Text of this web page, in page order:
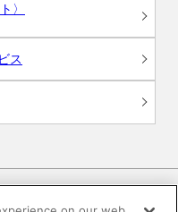
〉
ス